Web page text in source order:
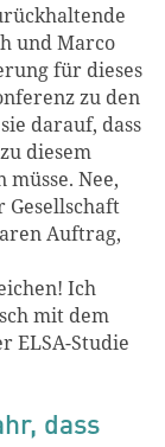
und Marco
für dieses
zu den
darauf, dass
diesem
Nee,
Gesellschaft
Auftrag,
Ich
mit dem
ELSA-Studie
dass